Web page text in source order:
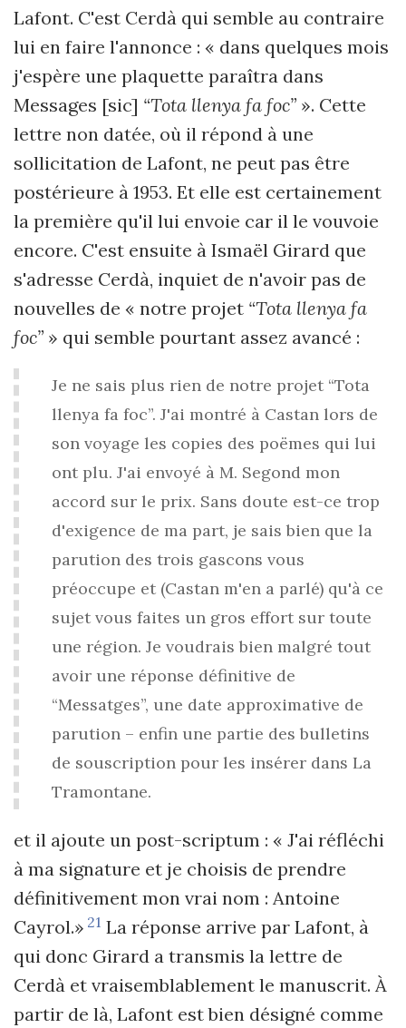
Lafont. C'est Cerdà qui semble au contraire
lui en faire l'annonce : « dans quelques mois
j'espère une plaquette paraîtra dans
Messages [sic] “Tota llenya fa foc” ». Cette
lettre non datée, où il répond à une
sollicitation de Lafont, ne peut pas être
postérieure à 1953. Et elle est certainement
la première qu'il lui envoie car il le vouvoie
encore. C'est ensuite à Ismaël Girard que
s'adresse Cerdà, inquiet de n'avoir pas de
nouvelles de « notre projet “Tota llenya fa
foc” » qui semble pourtant assez avancé :
Je ne sais plus rien de notre projet “Tota
llenya fa foc”. J'ai montré à Castan lors de
son voyage les copies des poëmes qui lui
ont plu. J'ai envoyé à M. Segond mon
accord sur le prix. Sans doute est-ce trop
d'exigence de ma part, je sais bien que la
parution des trois gascons vous
préoccupe et (Castan m'en a parlé) qu'à ce
sujet vous faites un gros effort sur toute
une région. Je voudrais bien malgré tout
avoir une réponse définitive de
“Messatges”, une date approximative de
parution – enfin une partie des bulletins
de souscription pour les insérer dans La
Tramontane.
et il ajoute un post-scriptum : « J'ai réfléchi
à ma signature et je choisis de prendre
définitivement mon vrai nom : Antoine
Cayrol.» 21 La réponse arrive par Lafont, à
qui donc Girard a transmis la lettre de
Cerdà et vraisemblablement le manuscrit. À
partir de là, Lafont est bien désigné comme